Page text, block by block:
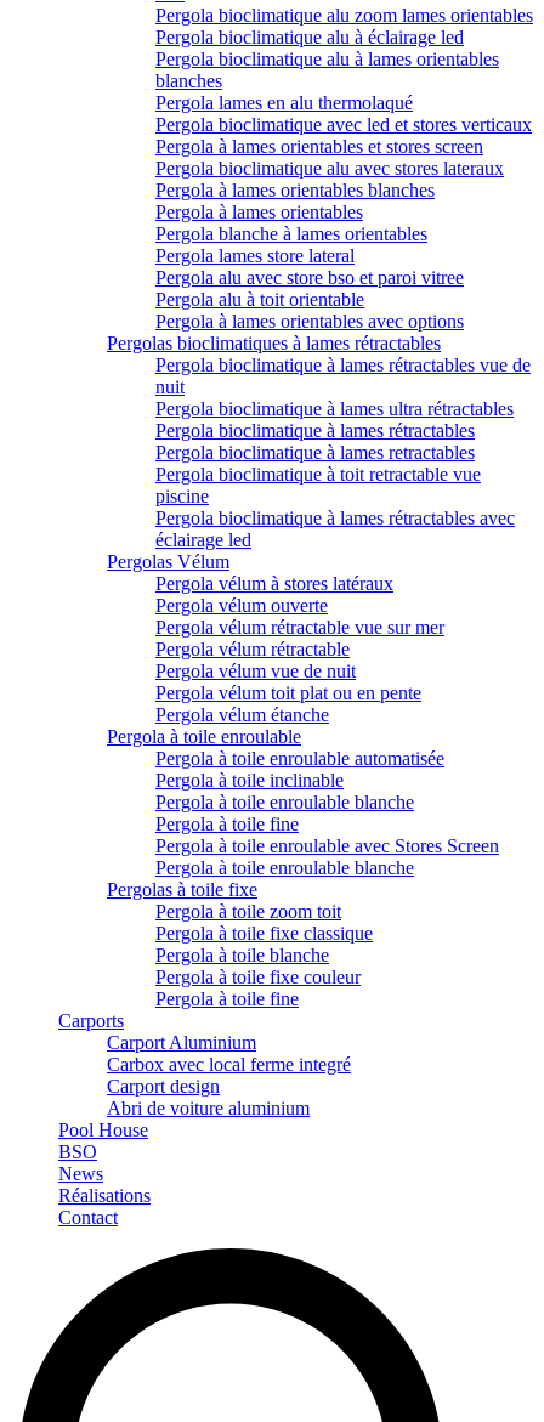
Pergola bioclimatique alu zoom lames orientables
Pergola bioclimatique alu à éclairage led
Pergola bioclimatique alu à lames orientables
blanches
Pergola lames en alu thermolaqué
Pergola bioclimatique avec led et stores verticaux
Pergola à lames orientables et stores screen
Pergola bioclimatique alu avec stores lateraux
Pergola à lames orientables blanches
Pergola à lames orientables
Pergola blanche à lames orientables
Pergola lames store lateral
Pergola alu avec store bso et paroi vitree
Pergola alu à toit orientable
Pergola à lames orientables avec options
Pergolas bioclimatiques à lames rétractables
Pergola bioclimatique à lames rétractables vue de
nuit
Pergola bioclimatique à lames ultra rétractables
Pergola bioclimatique à lames rétractables
Pergola bioclimatique à lames retractables
Pergola bioclimatique à toit retractable vue
piscine
Pergola bioclimatique à lames rétractables avec
éclairage led
Pergolas Vélum
Pergola vélum à stores latéraux
Pergola vélum ouverte
Pergola vélum rétractable vue sur mer
Pergola vélum rétractable
Pergola vélum vue de nuit
Pergola vélum toit plat ou en pente
Pergola vélum étanche
Pergola à toile enroulable
Pergola à toile enroulable automatisée
Pergola à toile inclinable
Pergola à toile enroulable blanche
Pergola à toile fine
Pergola à toile enroulable avec Stores Screen
Pergola à toile enroulable blanche
Pergolas à toile fixe
Pergola à toile zoom toit
Pergola à toile fixe classique
Pergola à toile blanche
Pergola à toile fixe couleur
Pergola à toile fine
Carports
Carport Aluminium
Carbox avec local ferme integré
Carport design
Abri de voiture aluminium
Pool House
BSO
News
Réalisations
Contact